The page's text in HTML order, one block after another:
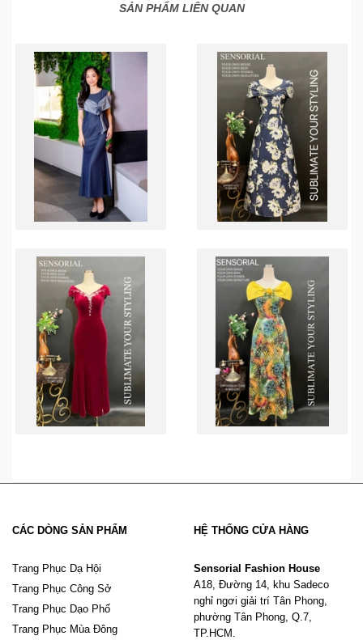
SẢN PHẨM LIÊN QUAN
CÁC DÒNG SẢN PHẨM
Trang Phục Dạ Hội
Trang Phục Công Sở
Trang Phục Dạo Phố
Trang Phục Mùa Đông
HỆ THỐNG CỬA HÀNG
Sensorial Fashion House
A18, Đường 14, khu Sadeco
nghỉ ngơi giải trí Tân Phong,
phường Tân Phong, Q.7,
TP.HCM.